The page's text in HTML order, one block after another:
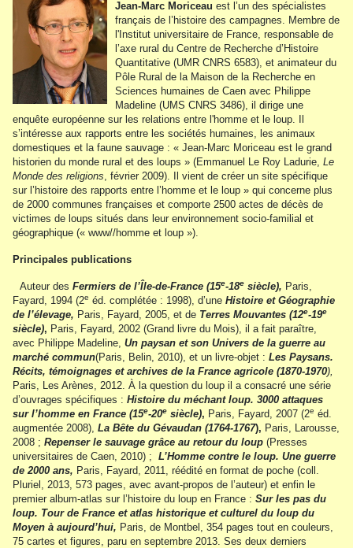
Jean-Marc Moriceau est l’un des spécialistes
français de l’histoire des campagnes. Membre de
l'Institut universitaire de France, responsable de
l’axe rural du Centre de Recherche d’Histoire
Quantitative (UMR CNRS 6583), et animateur du
Pôle Rural de la Maison de la Recherche en
Sciences humaines de Caen avec Philippe
Madeline (UMS CNRS 3486), il dirige une
enquête européenne sur les relations entre l'homme et le loup. Il
s’intéresse aux rapports entre les sociétés humaines, les animaux
domestiques et la faune sauvage : « Jean-Marc Moriceau est le grand
historien du monde rural et des loups » (Emmanuel Le Roy Ladurie, Le
Monde des religions , février 2009). Il vient de créer un site spécifique
sur l’histoire des rapports entre l’homme et le loup » qui concerne plus
de 2000 communes françaises et comporte 2500 actes de décès de
victimes de loups situés dans leur environnement socio-familial et
géographique (« www//homme et loup »).
Principales publications
Auteur desFermiers de l’Île-de-France (15e-18e siècle), Paris,
Fayard, 1994 (2e éd. complétée : 1998), d’une Histoire et Géographie
de l’élevage, Paris, Fayard, 2005, et de Terres Mouvantes (12e-19e
siècle), Paris, Fayard, 2002 (Grand livre du Mois), il a fait paraître,
avec Philippe Madeline, Un paysan et son Univers de la guerre au
marché commun(Paris, Belin, 2010), et un livre-objet : Les Paysans.
Récits, témoignages et archives de la France agricole (1870-1970),
Paris, Les Arènes, 2012. À la question du loup il a consacré une série
d’ouvrages spécifiques : Histoire du méchant loup. 3000 attaques
sur l’homme en France (15e-20e siècle), Paris, Fayard, 2007 (2e éd.
augmentée 2008), La Bête du Gévaudan (1764-1767), Paris, Larousse,
2008 ; Repenser le sauvage grâce au retour du loup (Presses
universitaires de Caen, 2010) ; L’Homme contre le loup. Une guerre
de 2000 ans, Paris, Fayard, 2011, réédité en format de poche (coll.
Pluriel, 2013, 573 pages, avec avant-propos de l’auteur) et enfin le
premier album-atlas sur l’histoire du loup en France : Sur les pas du
loup. Tour de France et atlas historique et culturel du loup du
Moyen à aujourd’hui, Paris, de Montbel, 354 pages tout en couleurs,
75 cartes et figures, paru en septembre 2013. Ses deux derniers